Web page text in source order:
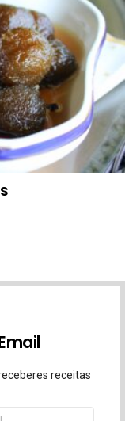
receitas